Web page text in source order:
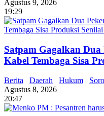
Agustus 9, 2026
19:29
Satpam Gagalkan
Kabel Tembaga Sisa
Berita Daerah Hukum
Agustus 8, 2026
20:47